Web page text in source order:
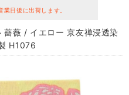
日後に出荷します。
薇 / イエロー 京友禅浸透染
H1076